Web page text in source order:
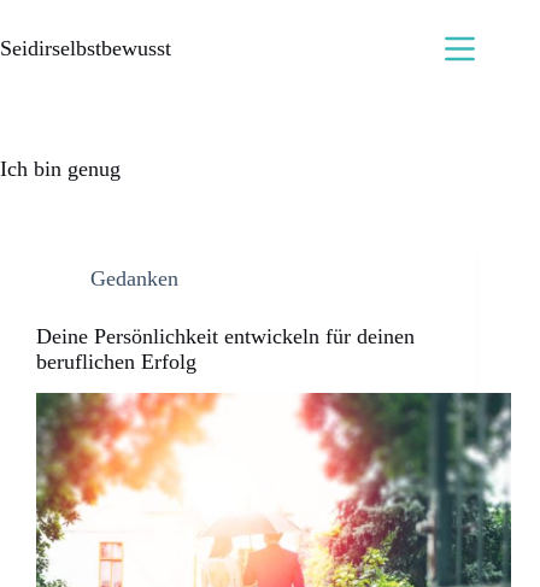
Seidirselbstbewusst
Ich bin genug
Gedanken
Deine Persönlichkeit entwickeln für deinen
beruflichen Erfolg